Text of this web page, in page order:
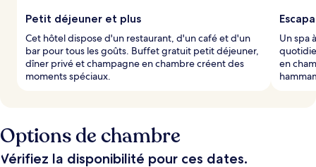
e
s
Petit déjeuner et plus
Cet hôtel dispose d'un restaurant, d'un café et d'un
bar pour tous les goûts. Buffet gratuit petit déjeuner,
dîner privé et champagne en chambre créent des
moments spéciaux.
Un spa
en
Options de chambre
Vérifiez la disponibilité pour ces dates.